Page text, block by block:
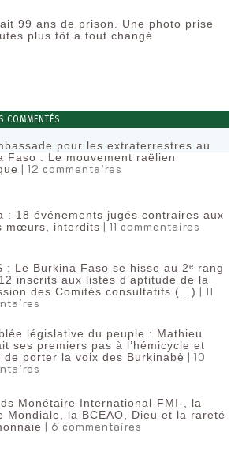
99 ans de prison. Une photo prise
plus tôt a tout changé
COMMENTÉS
pour les extraterrestres au
Faso : Le mouvement raëlien
| 12 commentaires
: 18 événements jugés contraires aux
mœurs, interdits | 11 commentaires
: Le Burkina Faso se hisse au 2ᵉ rang
inscrits aux listes d’aptitude de la
des Comités consultatifs (…) | 11
législative du peuple : Mathieu
ses premiers pas à l’hémicycle et
de porter la voix des Burkinabè | 10
Monétaire International-FMI-, la
Mondiale, la BCEAO, Dieu et la rareté
| 6 commentaires